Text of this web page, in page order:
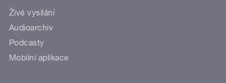
Živé vysílání
Audioarchiv
Podcasty
Mobilní aplikace